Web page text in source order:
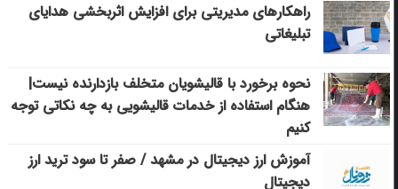
راهکارهای مدیریتی برای افزایش اثربخشی هدایای
تبلیغاتی
نحوه برخورد با قالیشویان متخلف بازدارنده نیست|
هنگام استفاده از خدمات قالیشویی به چه نکاتی توجه
کنیم
آموزش ارز دیجیتال در مشهد / صفر تا سود ترید ارز
دیجیتال